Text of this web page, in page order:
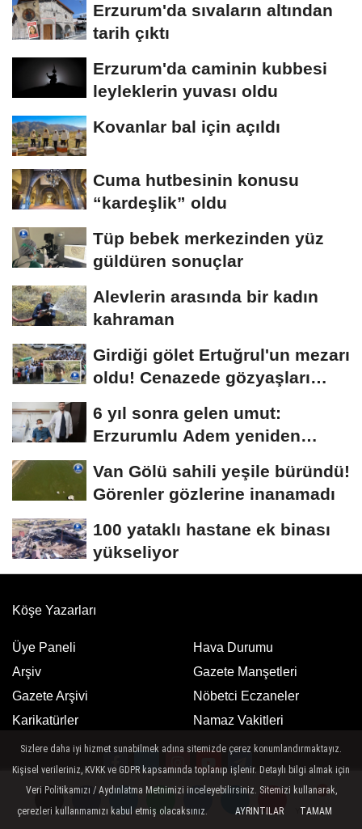
Yorumlar
Yorumlar
Erzurum'da sıvaların altından
tarih çıktı
Erzurum'da caminin kubbesi
leyleklerin yuvası oldu
Kovanlar bal için açıldı
Cuma hutbesinin konusu
“kardeşlik” oldu
Tüp bebek merkezinden yüz
güldüren sonuçlar
Alevlerin arasında bir kadın
kahraman
Girdiği gölet Ertuğrul'un mezarı
oldu! Cenazede gözyaşları
6 yıl sonra gelen umut:
Erzurumlu Adem yeniden
Van Gölü sahili yeşile büründü!
Görenler gözlerine inanamadı
100 yataklı hastane ek binası
yükseliyor
Köşe Yazarları
Üye Paneli
Arşiv
Gazete Arşivi
Karikatürler
Hava Durumu
Gazete Manşetleri
Nöbetci Eczaneler
Namaz Vakitleri
Google Play
ücretsiz indirin
App Store
ücretsiz indirin
Sizlere daha iyi hizmet sunabilmek adına sitemizde çerez konumlandırmaktayız.
Kişisel verileriniz, KVKK ve GDPR kapsamında toplanıp işlenir. Detaylı bilgi almak için
Veri Politikamızı / Aydınlatma Metnimizi inceleyebilirsiniz. Sitemizi kullanarak,
çerezleri kullanmamızı kabul etmiş olacaksınız.
AYRINTILAR TAMAM